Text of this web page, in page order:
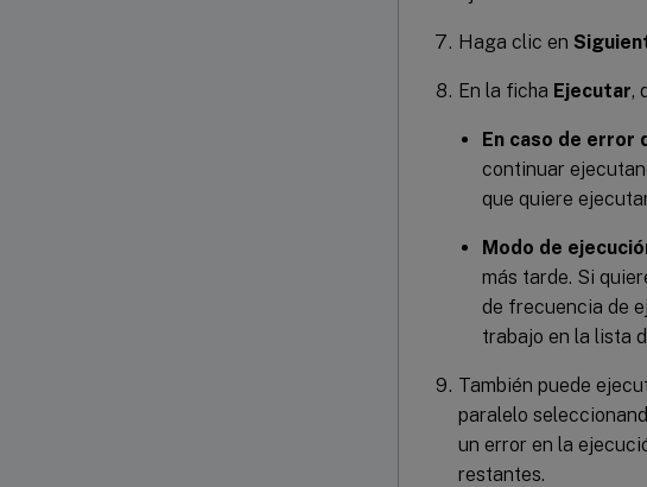
Haga clic en
En la ficha Ejecutar,
En caso de error
continuar
que quiere
Modo de
más tarde. Si
de frecuencia de
trabajo en la lista
También puede
paralelo
un error en la
restantes.